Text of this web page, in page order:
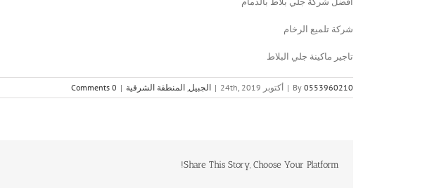
شركة تلميع الرخام
تاجير ماكينة جلي البلاط
By 0553960210
| أكتوبر 24th, 2019 | الجبيل المنطقة الشرقية |
0 Comments
Share This Story, Choose Your Platform!